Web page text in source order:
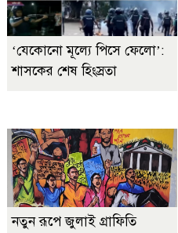
‘যেকোনো মূল্যে পিসে ফেলো’:
শাসকের শেষ হিংস্রতা
নতুন রূপে জুলাই গ্রাফিতি